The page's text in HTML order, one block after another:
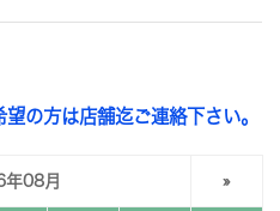
の方は店舗迄ご連絡下さい。
08月 »